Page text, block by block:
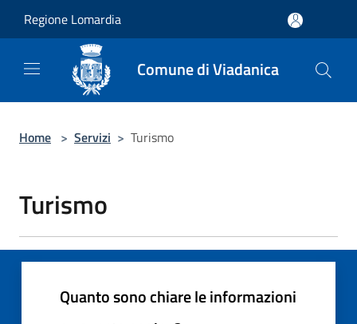
Regione Lomardia
Comune di Viadanica
Home > Servizi > Turismo
Turismo
Quanto sono chiare le informazioni